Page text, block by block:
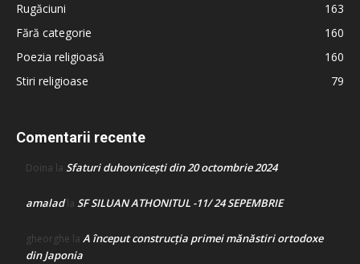
Rugăciuni
163
Fără categorie
160
Poezia religioasă
160
Stiri religioase
79
Comentarii recente
Doina la Sfaturi duhovnicești din 20 octombrie 2024
amaladla SF SILUAN ATHONITUL -11/ 24 SEPEMBRIE
gheorghe la A început construcţia primei mănăstiri ortodoxe
din Japonia